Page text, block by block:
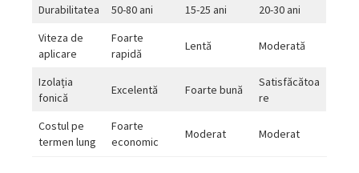
Durabilitatea 50-80 ani 15-25 ani
20-30 ani
Viteza de
aplicare
Foarte
rapidă
Lentă Moderată
Izolația
fonică
Excelentă Foarte bună
Satisfăcătoa
re
Costul pe
termen lung
Foarte
economic
Moderat Moderat